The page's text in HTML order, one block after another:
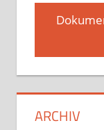
ARCHIV